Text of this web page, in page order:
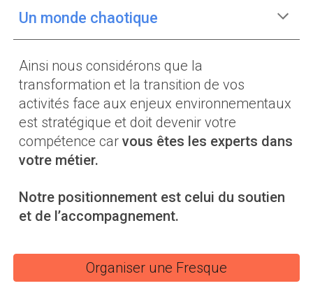
Un monde chaotique
Ainsi nous considérons que la
transformation et la transition de vos
activités face aux enjeux environnementaux
est stratégique et doit devenir votre
compétence carvous êtes les experts dans
votre métier.
Notre positionnement est celui du soutien
et de l’accompagnement.
Organiser une Fresque